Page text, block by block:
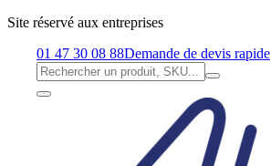
Site réservé aux entreprises
01 47 30 08 88Demande de devis rapide